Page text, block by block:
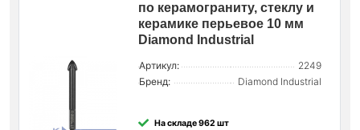
по керамограниту, стеклу и
керамике перьевое 10 мм
Diamond Industrial
Артикул:
2249
Бренд:
Diamond Industrial
На складе 962 шт